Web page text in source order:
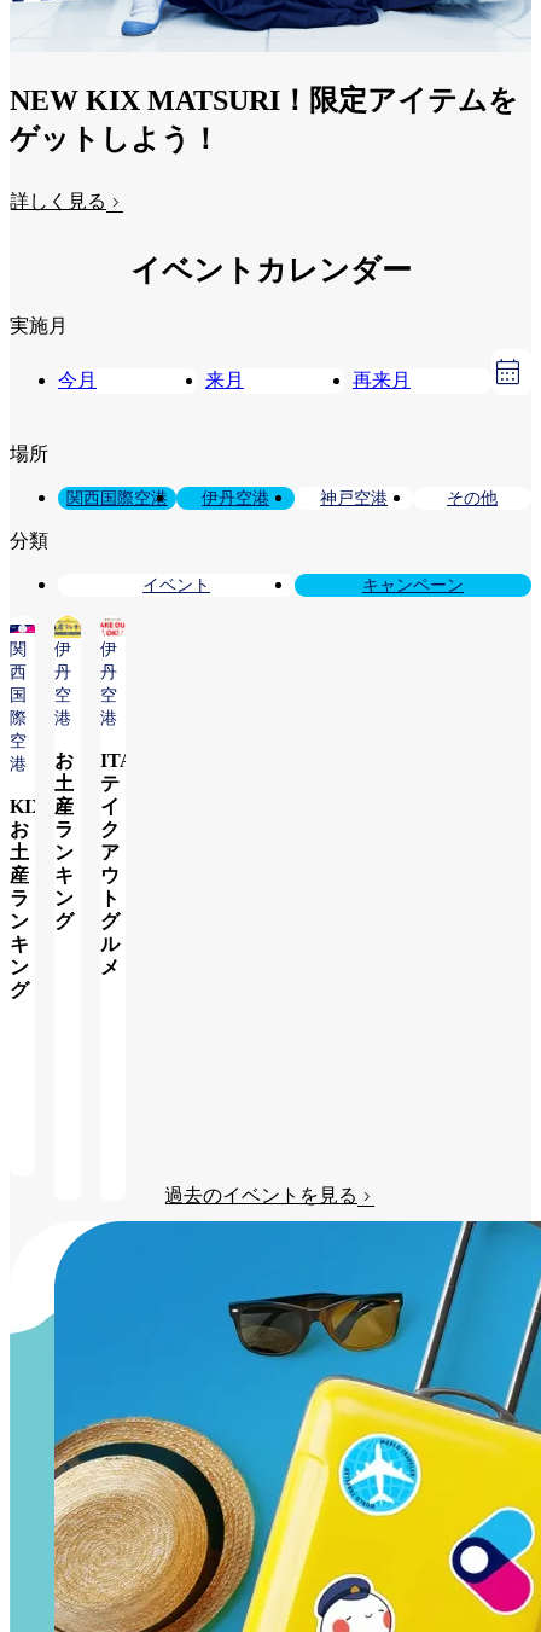
NEW KIX MATSURI！限定アイテムを
ゲットしよう！
詳しく見る
イベントカレンダー
実施月
今月 来月 再来月
場所
関西国際空港 伊丹空港 神戸空港 その他
分類
イベント キャンペーン
関
西
国
際
空
港
KIX
お
土
産
ラ
ン
キ
ン
グ
伊
丹
空
港
お
土
産
ラ
ン
キ
ン
グ
伊
丹
空
港
ITAMI
テ
イ
ク
ア
ウ
ト
グ
ル
メ
過去のイベントを見る